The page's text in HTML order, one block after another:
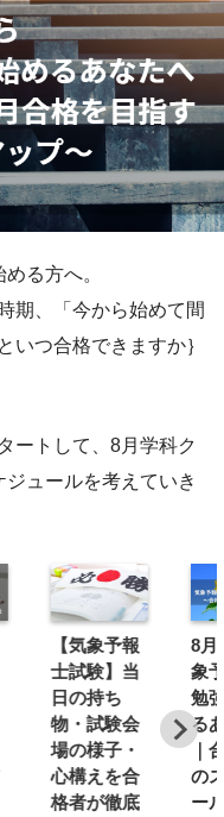
る方へ。
期、「今から始めて間
いつ合格できますか｝
ートして、8月学科ク
ュールを考えていき
【気象予報
士試験】当
日の持ち
物・試験会
場の様子・
心構えを合
格者が徹底
8月
象
勉
る
｜
の
ー